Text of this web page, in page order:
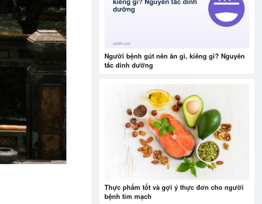
Người bệnh gút nên ăn gì, kiêng gì? Nguyên
tắc dinh dưỡng
Thực phẩm tốt và gợi ý thực đơn cho người
bệnh tim mạch